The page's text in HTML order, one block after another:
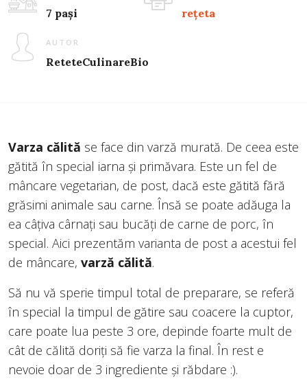
7 pași rețeta
AUTOR
ReteteCulinareBio
Varza călită se face din varză murată. De ceea este
gătită în special iarna și primăvara. Este un fel de
mâncare vegetarian, de post, dacă este gătită fără
grăsimi animale sau carne. Însă se poate adăuga la
ea câțiva cârnați sau bucăți de carne de porc, în
special. Aici prezentăm varianta de post a acestui fel
de mâncare, varză călită.
Să nu vă sperie timpul total de preparare, se referă
în special la timpul de gătire sau coacere la cuptor,
care poate lua peste 3 ore, depinde foarte mult de
cât de călită doriți să fie varza la final. În rest e
nevoie doar de 3 ingrediente și răbdare :).